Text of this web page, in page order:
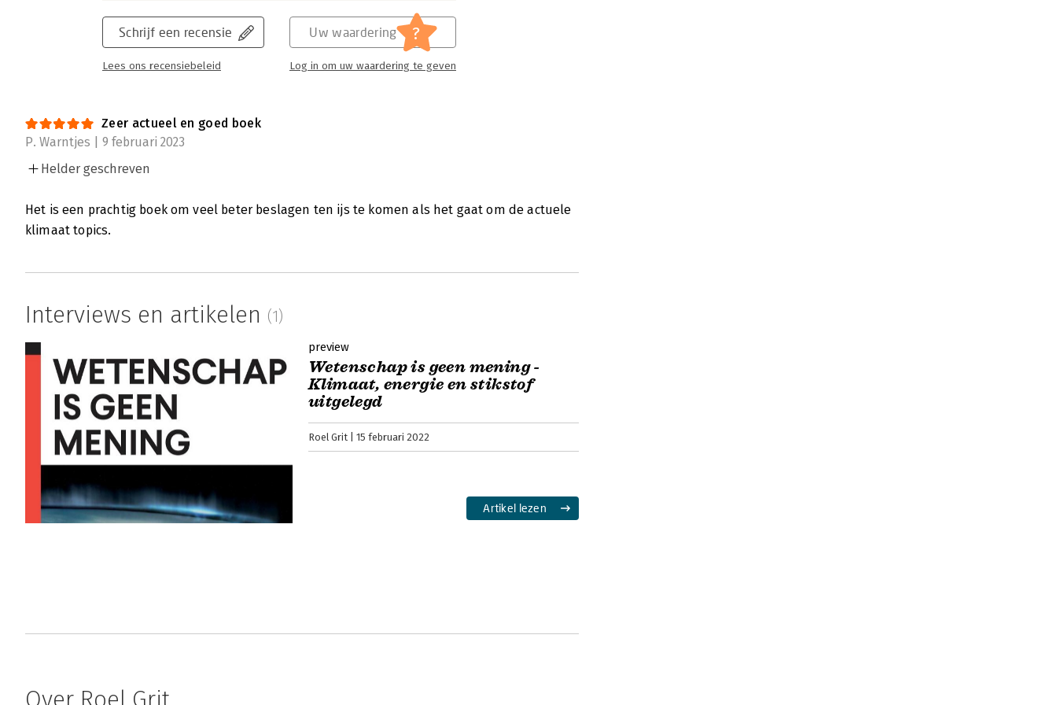
Schrijf een recensie
Lees ons recensiebeleid
Uw waardering ?
Log in om uw waardering te geven
Zeer actueel en goed boek
P. Warntjes | 9 februari 2023
Helder geschreven
Het is een prachtig boek om veel beter beslagen ten ijs te komen als het gaat om de actuele
klimaat topics.
Interviews en artikelen (1)
preview
Wetenschap is geen mening -
Klimaat, energie en stikstof
uitgelegd
Roel Grit 15 februari 2022
Artikel lezen